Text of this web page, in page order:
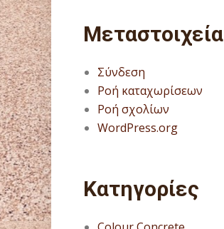
Μεταστοιχεία
Σύνδεση
Ροή καταχωρίσεων
Ροή σχολίων
WordPress.org
Kατηγορίες